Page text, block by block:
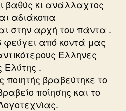
βαθύς κι ανάλλαχτος
αδιάκοπα
στην αρχή του πάντα .
φεύγει από κοντά μας
Έλληνες
Ελύτης .
βραβεύτηκε το
ποίησης και το